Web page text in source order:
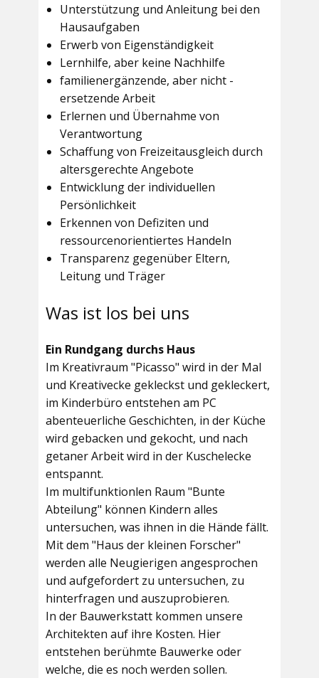
Unterstützung und Anleitung bei den
Hausaufgaben
Erwerb von Eigenständigkeit
Lernhilfe, aber keine Nachhilfe
familienergänzende, aber nicht -
ersetzende Arbeit
Erlernen und Übernahme von
Verantwortung
Schaffung von Freizeitausgleich durch
altersgerechte Angebote
Entwicklung der individuellen
Persönlichkeit
Erkennen von Defiziten und
ressourcenorientiertes Handeln
Transparenz gegenüber Eltern,
Leitung und Träger
Was ist los bei uns
Ein Rundgang durchs Haus
Im Kreativraum "Picasso" wird in der Mal
und Kreativecke gekleckst und gekleckert,
im Kinderbüro entstehen am PC
abenteuerliche Geschichten, in der Küche
wird gebacken und gekocht, und nach
getaner Arbeit wird in der Kuschelecke
entspannt.
Im multifunktionlen Raum "Bunte
Abteilung" können Kindern alles
untersuchen, was ihnen in die Hände fällt.
Mit dem "Haus der kleinen Forscher"
werden alle Neugierigen angesprochen
und aufgefordert zu untersuchen, zu
hinterfragen und auszuprobieren.
In der Bauwerkstatt kommen unsere
Architekten auf ihre Kosten. Hier
entstehen berühmte Bauwerke oder
welche, die es noch werden sollen.